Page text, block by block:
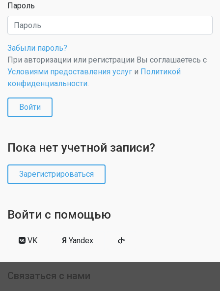
Пароль
Забыли пароль?
При авторизации или регистрации Вы соглашаетесь с
Условиями предоставления услуг и Политикой
конфиденциальности.
Войти
Пока нет учетной записи?
Зарегистрироваться
Войти с помощью
VK Я Yandex
Связаться с нами